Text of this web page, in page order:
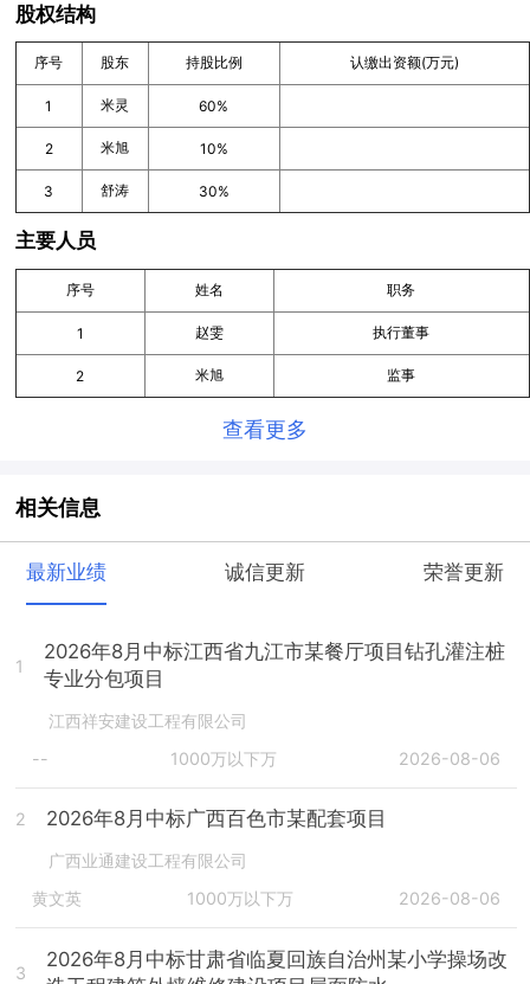
股权结构
序号 股东 持股比例 认缴出资额(万元)
1 米灵 60%
2 米旭 10%
3 舒涛 30%
主要人员
序号 姓名 职务
1 赵雯 执行董事
2 米旭 监事
查看更多
相关信息
最新业绩 诚信更新 荣誉更新
1
2026年8月中标江西省九江市某餐厅项目钻孔灌注桩
专业分包项目
江西祥安建设工程有限公司
--
1000万以下万 2026-08-06
2 2026年8月中标广西百色市某配套项目
广西业通建设工程有限公司
黄文英
1000万以下万 2026-08-06
3
2026年8月中标甘肃省临夏回族自治州某小学操场改